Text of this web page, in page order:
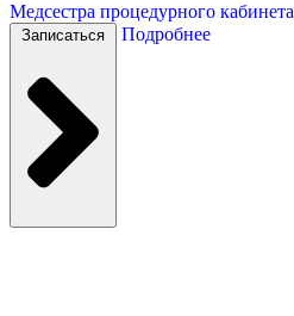
Медсестра процедурного кабинета
Записаться Подробнее